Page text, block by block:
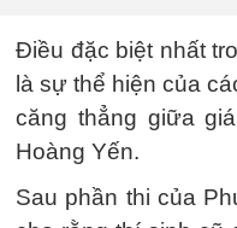
Điều đặc biệt nhất
là sự thể hiện của
căng thẳng giữa
Hoàng Yến.
Sau phần thi của